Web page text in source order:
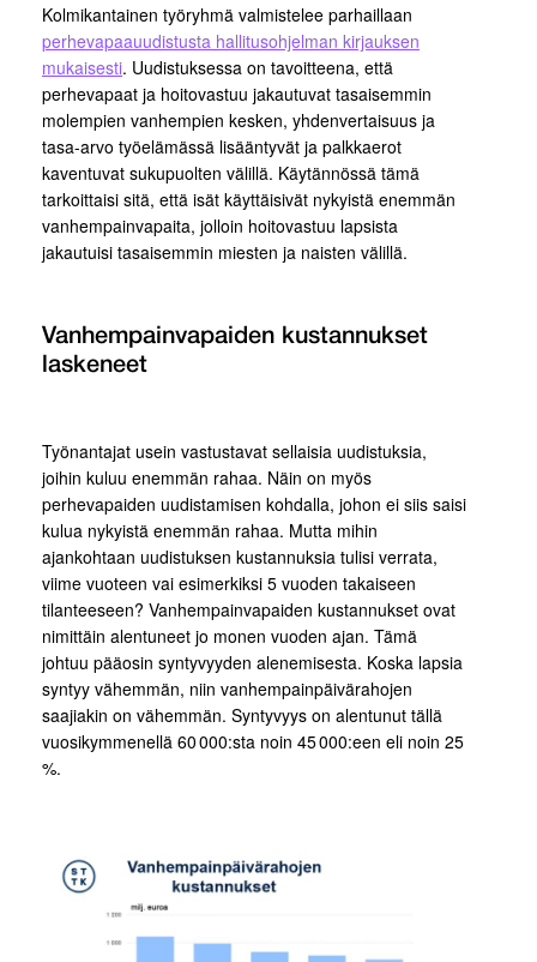
Kolmikantainen työryhmä valmistelee parhaillaan
perhevapaauudistusta hallitusohjelman kirjauksen
mukaisesti. Uudistuksessa on tavoitteena, että
perhevapaat ja hoitovastuu jakautuvat tasaisemmin
molempien vanhempien kesken, yhdenvertaisuus ja
tasa-arvo työelämässä lisääntyvät ja palkkaerot
kaventuvat sukupuolten välillä. Käytännössä tämä
tarkoittaisi sitä, että isät käyttäisivät nykyistä enemmän
vanhempainvapaita, jolloin hoitovastuu lapsista
jakautuisi tasaisemmin miesten ja naisten välillä.
Vanhempainvapaiden kustannukset
laskeneet
Työnantajat usein vastustavat sellaisia uudistuksia,
joihin kuluu enemmän rahaa. Näin on myös
perhevapaiden uudistamisen kohdalla, johon ei siis saisi
kulua nykyistä enemmän rahaa. Mutta mihin
ajankohtaan uudistuksen kustannuksia tulisi verrata,
viime vuoteen vai esimerkiksi 5 vuoden takaiseen
tilanteeseen? Vanhempainvapaiden kustannukset ovat
nimittäin alentuneet jo monen vuoden ajan. Tämä
johtuu pääosin syntyvyyden alenemisesta. Koska lapsia
syntyy vähemmän, niin vanhempainpäivärahojen
saajiakin on vähemmän. Syntyvyys on alentunut tällä
vuosikymmenellä 60 000:sta noin 45 000:een eli noin 25
%.